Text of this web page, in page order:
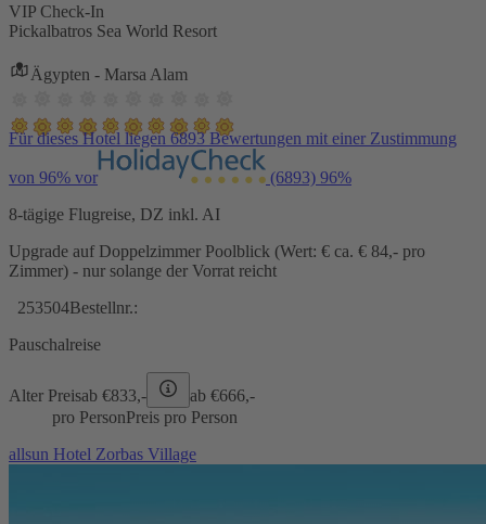
VIP Check-In
Pickalbatros Sea World Resort
Ägypten - Marsa Alam
Für dieses Hotel liegen 6893 Bewertungen mit einer Zustimmung
von 96% vor (6893) 96%
8-tägige Flugreise, DZ inkl. AI
Upgrade auf Doppelzimmer Poolblick (Wert: € ca. € 84,- pro
Zimmer) - nur solange der Vorrat reicht
253504Bestellnr.:
Pauschalreise
Alter Preisab €833,- ab €666,-
pro PersonPreis pro Person
allsun Hotel Zorbas Village